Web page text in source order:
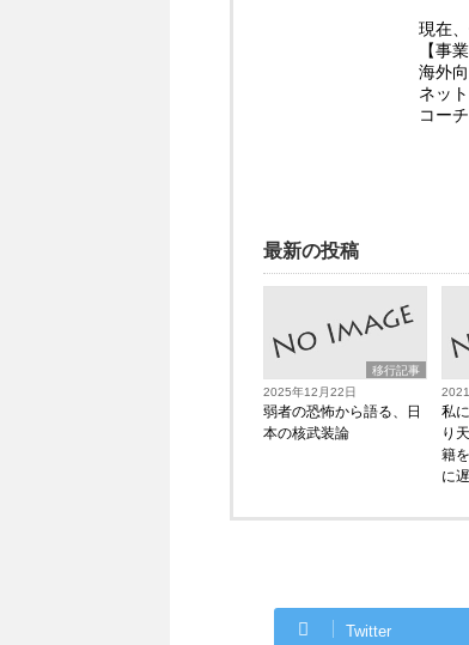
現在
【事業
海外
ネッ
コー
最新の投稿
移行記事
2025年12月22日
弱者の恐怖から語る、日
本の核武装論
私
り
籍
に
Twitter